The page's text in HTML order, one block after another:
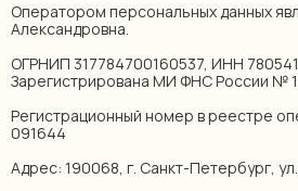
Оператором персональных данных
Александровна.
ОГРНИП 317784700160537, ИНН
Зарегистрирована МИ ФНС России №
Регистрационный номер в реестре
091644
Адрес: 190068, г. Санкт-Петербург,